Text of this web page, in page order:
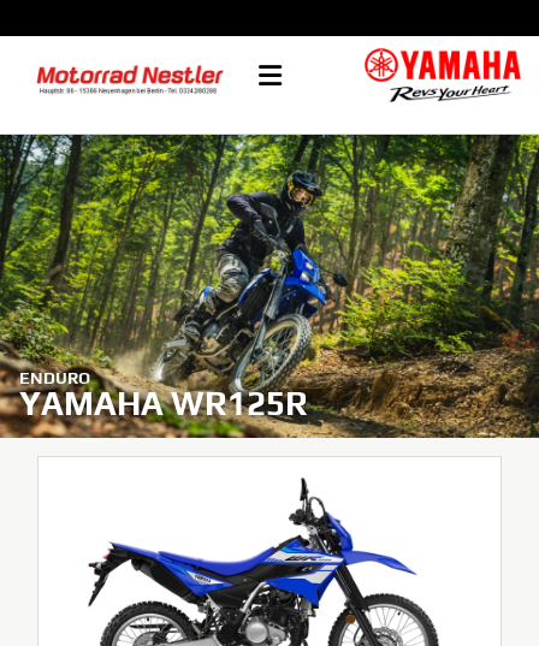
ENDURO
YAMAHA WR125R